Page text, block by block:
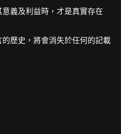
意義及利益時，才是真實存在
的歷史，將會消失於任何的記載